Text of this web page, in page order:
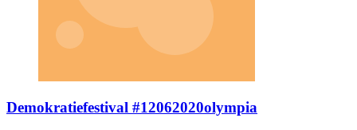
Demokratiefestival #12062020olympia